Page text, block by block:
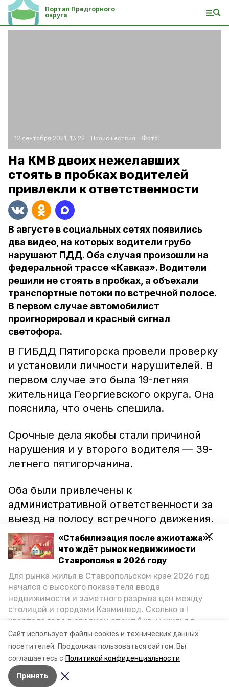
Сайт использует файлы cookies и технических данных
посетителей. Продолжая пользоваться сайтом, Вы
соглашаетесь с Политикой конфиденциальности
Принять
«Стабилизация после ажиотажа»:
что ждёт рынок недвижимости
Ставрополья в 2026 году
Для рынка жилья в Ставропольском крае 2026 год
начался с высокого показателя ввода
недвижимости и заметного разрыва цен между
столицей и городами Кавминвод. Сколько в I
квартале года в среднем стоит 1 кв. м жилья в
городах и округах региона, как изменился спрос на
первичку и вторичку, какова себестоимость
стройки собственного жилья в этом году и какие
прогнозы о стоимости квадратных метров дают
эксперты, выясняла корреспондент «Победы26».
Портал Предгорного
округа
12 сентября 2021, 13:22 Происшествия Фото:
На КМВ двоих нежелавших
стоять в пробках водителей
привлекли к ответственности
В августе в социальных сетях появились
два видео, на которых водители грубо
нарушают ПДД. Оба случая произошли на
федеральной трассе «Кавказ». Водители
решили не стоять в пробках, а объехали
транспортные потоки по встречной полосе.
В первом случае автомобилист
проигнорировал и красный сигнал
светофора.
В ГИБДД Пятигорска провели проверку
и установили личности нарушителей. В
первом случае это была 19-летняя
жительница Георгиевского округа. Она
пояснила, что очень спешила.
Срочные дела якобы стали причиной
нарушения и у второго водителя — 39-
летнего пятигорчанина.
Оба были привлечены к
административной ответственности за
выезд на полосу встречного движения.
Им грозит штраф в размере пяти тысяч
рублей либо лишение прав на срок от 4
до 6 месяцев. Девушке также
предстоит заплатить тысячу рублей за
проезд на запрещающий сигнал
светофора, рассказали в УГИБДД ГУ
МВД России по Ставропольскому краю.
Видео: УГИБДД по СК
Авторы: Мила Гень